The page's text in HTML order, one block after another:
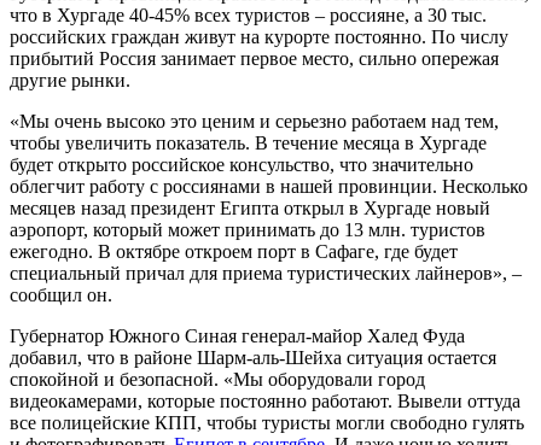
что в Хургаде 40-45% всех туристов – россияне, а 30 тыс.
российских граждан живут на курорте постоянно. По числу
прибытий Россия занимает первое место, сильно опережая
другие рынки.
«Мы очень высоко это ценим и серьезно работаем над тем,
чтобы увеличить показатель. В течение месяца в Хургаде
будет открыто российское консульство, что значительно
облегчит работу с россиянами в нашей провинции. Несколько
месяцев назад президент Египта открыл в Хургаде новый
аэропорт, который может принимать до 13 млн. туристов
ежегодно. В октябре откроем порт в Сафаге, где будет
специальный причал для приема туристических лайнеров», –
сообщил он.
Губернатор Южного Синая генерал-майор Халед Фуда
добавил, что в районе Шарм-аль-Шейха ситуация остается
спокойной и безопасной. «Мы оборудовали город
видеокамерами, которые постоянно работают. Вывели оттуда
все полицейские КПП, чтобы туристы могли свободно гулять